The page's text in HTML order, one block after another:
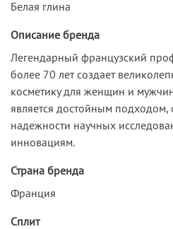
Белая глина
Описание бренда
Легендарный французский
более 70 лет создает
косметику для женщин и
является достойным
надежности научных
инновациям.
Страна бренда
Франция
Сплит